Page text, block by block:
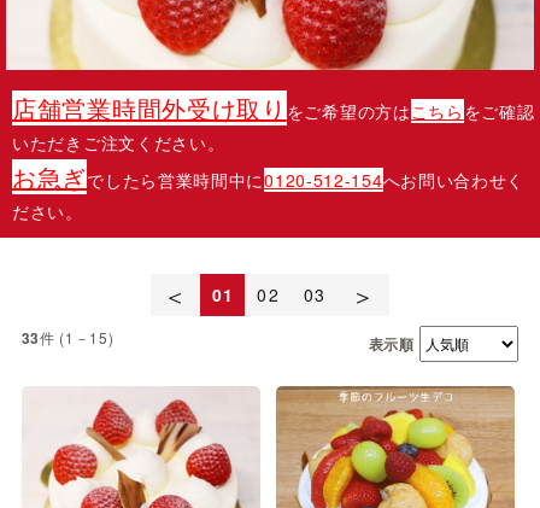
店舗営業時間外受け取り をご希望の方は こちら をご確認
いただきご注文ください。
お急ぎでしたら営業時間中に0120-512-154へお問い合わせく
ださい。
＜ 01 02 03 ＞
33件 (1－15) 表示順